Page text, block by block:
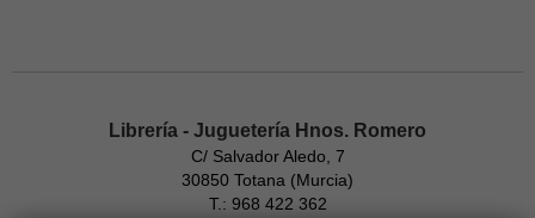
Librería - Juguetería Hnos. Romero
C/ Salvador Aledo, 7
30850 Totana (Murcia)
T.: 968 422 362